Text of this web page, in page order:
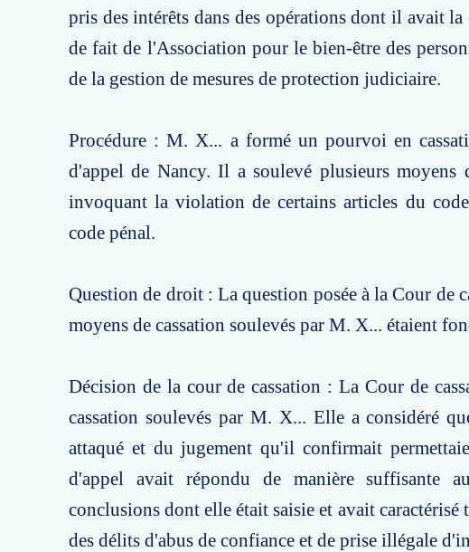
pris des intérêts dans des opérations dont il avait
de fait de l'Association pour le bien-être des
de la gestion de mesures de protection judiciaire.
Procédure : M. X... a formé un pourvoi en
d'appel de Nancy. Il a soulevé plusieurs moyens
invoquant la violation de certains articles du
code pénal.
Question de droit : La question posée à la Cour de
moyens de cassation soulevés par M. X... étaient
Décision de la cour de cassation : La Cour de
cassation soulevés par M. X... Elle a considéré
attaqué et du jugement qu'il confirmait
d'appel avait répondu de manière suffisante
conclusions dont elle était saisie et avait
des délits d'abus de confiance et de prise illégale